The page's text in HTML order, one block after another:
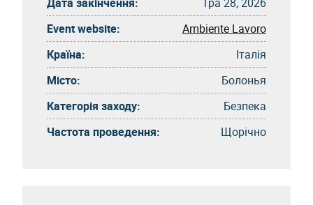
Event website:
Ambiente Lavoro
Країна:
Італія
Місто:
Болонья
Категорія заходу:
Безпека
Частота проведення:
Щорічно